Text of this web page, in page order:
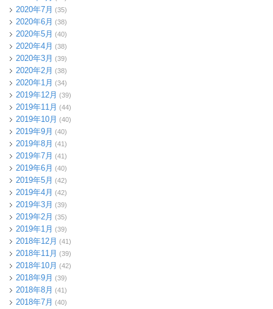
2020年7月 (35)
2020年6月 (38)
2020年5月 (40)
2020年4月 (38)
2020年3月 (39)
2020年2月 (38)
2020年1月 (34)
2019年12月 (39)
2019年11月 (44)
2019年10月 (40)
2019年9月 (40)
2019年8月 (41)
2019年7月 (41)
2019年6月 (40)
2019年5月 (42)
2019年4月 (42)
2019年3月 (39)
2019年2月 (35)
2019年1月 (39)
2018年12月 (41)
2018年11月 (39)
2018年10月 (42)
2018年9月 (39)
2018年8月 (41)
2018年7月 (40)